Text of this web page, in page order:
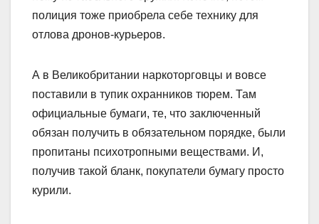
полиция тоже приобрела себе технику для
отлова дронов-курьеров.
А в Великобритании наркоторговцы и вовсе
поставили в тупик охранников тюрем. Там
официальные бумаги, те, что заключенный
обязан получить в обязательном порядке, были
пропитаны психотропными веществами. И,
получив такой бланк, покупатели бумагу просто
курили.